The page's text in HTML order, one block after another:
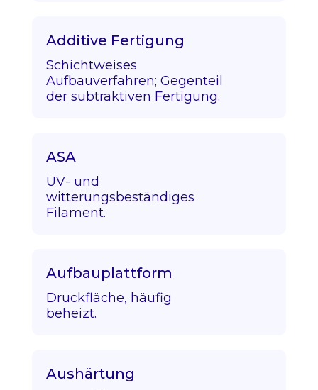
Additive Fertigung
Schichtweises
Aufbauverfahren; Gegenteil
der subtraktiven Fertigung.
ASA
UV- und
witterungsbeständiges
Filament.
Aufbauplattform
Druckfläche, häufig
beheizt.
Aushärtung